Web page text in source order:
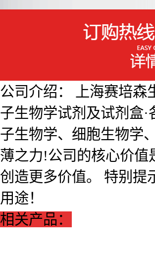
公司介绍： 上海赛培森
子生物学试剂及试剂盒
子生物学、细胞生物学
薄之力!公司的核心价值
创造更多价值。 特别提
用途！
相关产品：